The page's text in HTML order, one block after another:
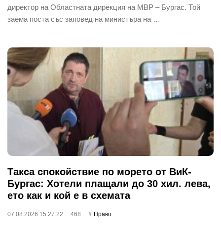
директор на Областната дирекция на МВР – Бургас. Той
заема поста със заповед на министъра на …
Такса спокойствие по морето от ВиК-
Бургас: Хотели плащали до 30 хил. лева,
ето как и кой е в схемата
07.08.2026 15:27:22 468 Право